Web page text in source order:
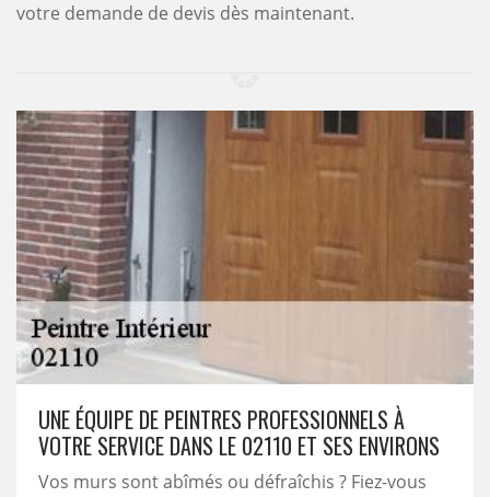
votre demande de devis dès maintenant.
UNE ÉQUIPE DE PEINTRES PROFESSIONNELS À
VOTRE SERVICE DANS LE 02110 ET SES ENVIRONS
Vos murs sont abîmés ou défraîchis ? Fiez-vous